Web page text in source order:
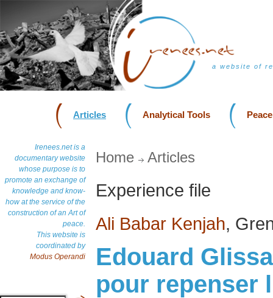
a website of
Articles Analytical Tools
Irenees.net is a
documentary website
whose purpose is to
promote an exchange of
knowledge and know-
how at the service of the
construction of an Art of
peace.
This website is
coordinated by
Modus Operandi
Home Articles
Experience file
Ali Babar Kenjah,
Edouard
pour repenser